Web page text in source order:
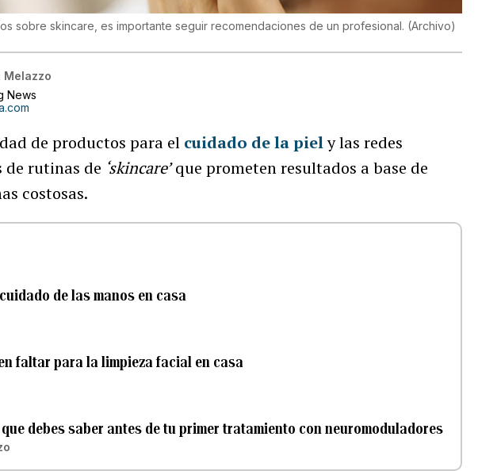
sobre skincare, es importante seguir recomendaciones de un profesional. (Archivo)
Melazzo
News
de productos para el cuidado de la piely las redes
de rutinas de ‘skincare’que prometen resultados a base de
costosas.
de las manos en casa
faltar para la limpieza facial en casa
debes saber antes de tu primer tratamiento con neuromoduladores